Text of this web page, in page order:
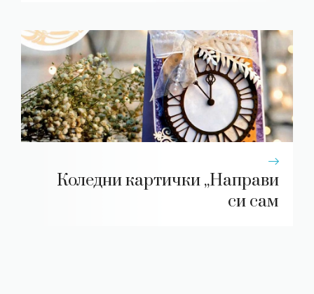
Коледни картички „Направи
си сам